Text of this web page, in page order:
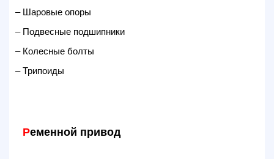
– Шаровые опоры
– Подвесные подшипники
– Колесные болты
– Трипоиды
Ременной привод